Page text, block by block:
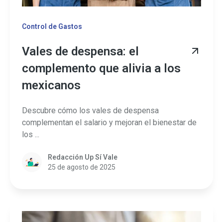
Control de Gastos
Vales de despensa: el
complemento que alivia a los
mexicanos
Descubre cómo los vales de despensa
complementan el salario y mejoran el bienestar de
los ...
Redacción Up Sí Vale
25 de agosto de 2025